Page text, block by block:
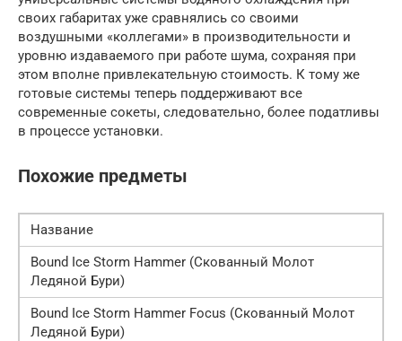
своих габаритах уже сравнялись со своими
воздушными «коллегами» в производительности и
уровню издаваемого при работе шума, сохраняя при
этом вполне привлекательную стоимость. К тому же
готовые системы теперь поддерживают все
современные сокеты, следовательно, более податливы
в процессе установки.
Похожие предметы
Название
Bound Ice Storm Hammer (Скованный Молот
Ледяной Бури)
Bound Ice Storm Hammer Focus (Скованный Молот
Ледяной Бури)